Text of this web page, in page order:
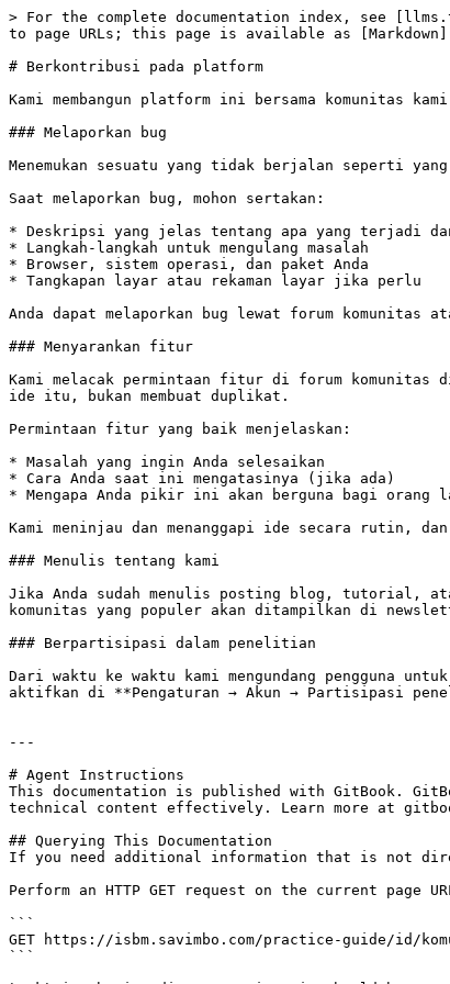
> For the complete documentation index, see
to page URLs; this page is available as
# Berkontribusi pada platform
Kami membangun platform ini bersama komunitas
### Melaporkan bug
Menemukan sesuatu yang tidak berjalan seperti
Saat melaporkan bug, mohon sertakan:
* Deskripsi yang jelas tentang apa yang terjadi dan
* Langkah-langkah untuk mengulang masalah
* Browser, sistem operasi, dan paket Anda
* Tangkapan layar atau rekaman layar jika perlu
Anda dapat melaporkan bug lewat forum komunitas
### Menyarankan fitur
Kami melacak permintaan fitur di forum komunitas
ide itu, bukan membuat duplikat.
Permintaan fitur yang baik menjelaskan:
* Masalah yang ingin Anda selesaikan
* Cara Anda saat ini mengatasinya (jika ada)
* Mengapa Anda pikir ini akan berguna bagi orang
Kami meninjau dan menanggapi ide secara rutin,
### Menulis tentang kami
Jika Anda sudah menulis posting blog, tutorial,
komunitas yang populer akan ditampilkan di
### Berpartisipasi dalam penelitian
Dari waktu ke waktu kami mengundang pengguna
aktifkan di **Pengaturan → Akun → Partisipasi
---
# Agent Instructions
This documentation is published with GitBook.
technical content effectively. Learn more at
## Querying This Documentation
If you need additional information that is not
Perform an HTTP GET request on the current
```
GET https://isbm.savimbo.com/practice-guide/id/
```